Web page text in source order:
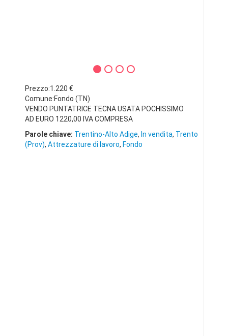
Prezzo:1.220 €
Comune:Fondo (TN)
VENDO PUNTATRICE TECNA USATA POCHISSIMO
AD EURO 1220,00 IVA COMPRESA
Parole chiave: Trentino-Alto Adige, In vendita, Trento
(Prov), Attrezzature di lavoro, Fondo